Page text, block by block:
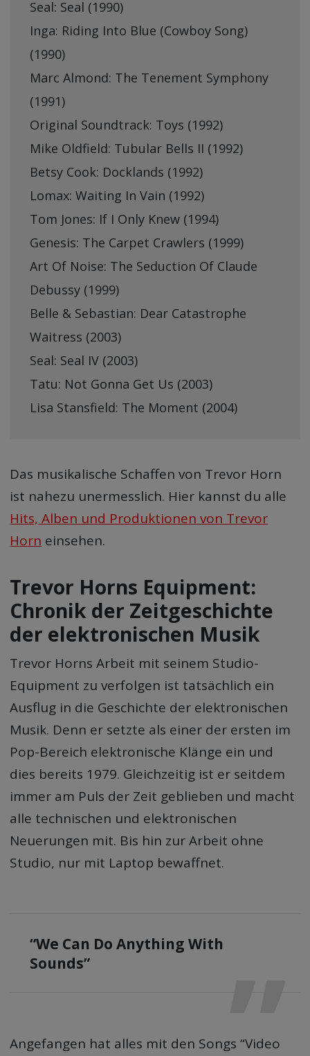
Seal: Seal (1990)
Inga: Riding Into Blue (Cowboy Song)
(1990)
Marc Almond: The Tenement Symphony
(1991)
Original Soundtrack: Toys (1992)
Mike Oldfield: Tubular Bells II (1992)
Betsy Cook: Docklands (1992)
Lomax: Waiting In Vain (1992)
Tom Jones: If I Only Knew (1994)
Genesis: The Carpet Crawlers (1999)
Art Of Noise: The Seduction Of Claude
Debussy (1999)
Belle & Sebastian: Dear Catastrophe
Waitress (2003)
Seal: Seal IV (2003)
Tatu: Not Gonna Get Us (2003)
Lisa Stansfield: The Moment (2004)
Das musikalische Schaffen von Trevor Horn
ist nahezu unermesslich. Hier kannst du alle
Hits, Alben und Produktionen von Trevor
Horn einsehen.
Trevor Horns Equipment:
Chronik der Zeitgeschichte
der elektronischen Musik
Trevor Horns Arbeit mit seinem Studio-
Equipment zu verfolgen ist tatsächlich ein
Ausflug in die Geschichte der elektronischen
Musik. Denn er setzte als einer der ersten im
Pop-Bereich elektronische Klänge ein und
dies bereits 1979. Gleichzeitig ist er seitdem
immer am Puls der Zeit geblieben und macht
alle technischen und elektronischen
Neuerungen mit. Bis hin zur Arbeit ohne
Studio, nur mit Laptop bewaffnet.
“We Can Do Anything With
Sounds”
Angefangen hat alles mit den Songs “Video